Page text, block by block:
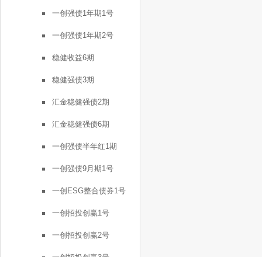
一创强债1年期1号
一创强债1年期2号
稳健收益6期
稳健强债3期
汇金稳健强债2期
汇金稳健强债6期
一创强债半年红1期
一创强债9月期1号
一创ESG整合债券1号
一创招投创赢1号
一创招投创赢2号